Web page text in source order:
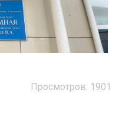
Просмотров: 1901